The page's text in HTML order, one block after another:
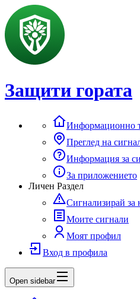
Защити гората
Информационно
Преглед на
Информация за
За приложението
Личен Раздел
Сигнализирай за
Моите сигнали
Моят профил
Вход в профила
Open sidebar